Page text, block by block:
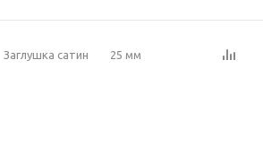
Заглушка сатин 25 мм